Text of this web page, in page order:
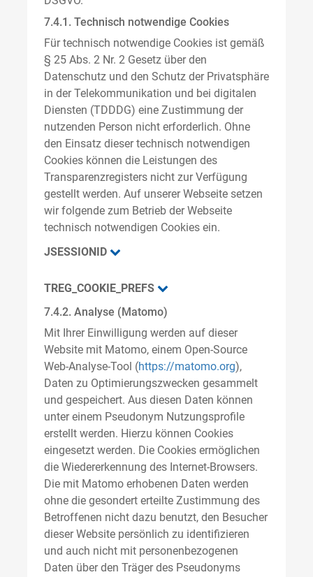
7.4.1. Technisch notwendige Cookies
Für technisch notwendige Cookies ist gemäß
§ 25 Abs. 2 Nr. 2 Gesetz über den
Datenschutz und den Schutz der Privatsphäre
in der Telekommunikation und bei digitalen
Diensten (TDDDG) eine Zustimmung der
nutzenden Person nicht erforderlich. Ohne
den Einsatz dieser technisch notwendigen
Cookies können die Leistungen des
Transparenzregisters nicht zur Verfügung
gestellt werden. Auf unserer Webseite setzen
wir folgende zum Betrieb der Webseite
technisch notwendigen Cookies ein.
JSESSIONID
TREG_COOKIE_PREFS
7.4.2. Analyse (Matomo)
Mit Ihrer Einwilligung werden auf dieser
Website mit Matomo, einem Open-Source
Web-Analyse-Tool (https://matomo.org),
Daten zu Optimierungszwecken gesammelt
und gespeichert. Aus diesen Daten können
unter einem Pseudonym Nutzungsprofile
erstellt werden. Hierzu können Cookies
eingesetzt werden. Die Cookies ermöglichen
die Wiedererkennung des Internet-Browsers.
Die mit Matomo erhobenen Daten werden
ohne die gesondert erteilte Zustimmung des
Betroffenen nicht dazu benutzt, den Besucher
dieser Website persönlich zu identifizieren
und auch nicht mit personenbezogenen
Daten über den Träger des Pseudonyms